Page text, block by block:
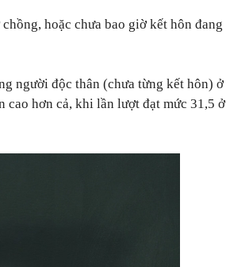
hoặc chưa bao giờ kết hôn đang
người độc thân (chưa từng kết hôn) ở
hơn cả, khi lần lượt đạt mức 31,5 ở